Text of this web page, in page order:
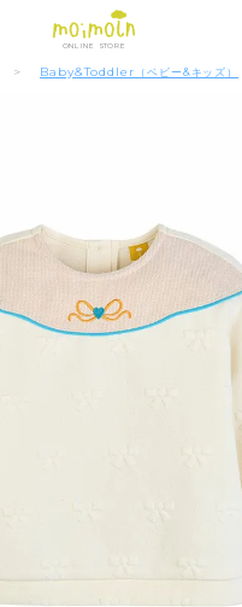
ONLINE STORE
Baby&Toddler （ベビー&キッズ）